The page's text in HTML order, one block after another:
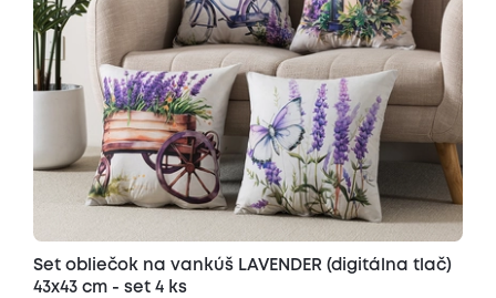
Set obliečok na vankúš LAVENDER (digitálna tlač)
43x43 cm - set 4 ks